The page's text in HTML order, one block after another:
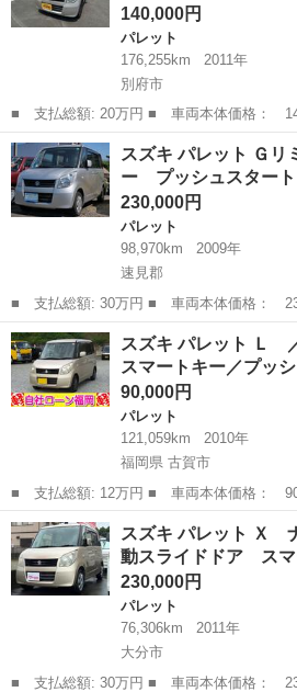
140,000円
パレット
176,255km
2011年
別府市
■ 支払総額: 20万円 ■ 車両本体価格： 140,000 円 ■ メーカー
名： スズキ ■ 車種名： パレット ■ グ
ライド・片側電動 スマートキー ベンチ
システム ＡＢＳ...
大分 別府市 パレット
スズキ パレット Ｇ
ー プッシュスタ
230,000円
パレット
98,970km
2009年
速見郡
■ 支払総額: 30万円 ■ 車両本体価格： 230,000 円 ■ メーカー
名： スズキ ■ 車種名： パレット ■ グ
ド スマートキー プッシュスタート Ｅ
簿 電動格納ミラー...
大分 速見郡 パレット
スズキ パレット Ｌ
スマートキー／プッ
90,000円
パレット
121,059km
2010年
福岡県 古賀市
■ 支払総額: 12万円 ■ 車両本体価格： 90,000 円 ■ メーカー
名： スズキ ■ 車種名： パレット ■ グ
スライド・ドア／スマートキー／プッシュ
／盗難防止／ＥＴＣ...
福岡 古賀市 パレット
スズキ パレット Ｘ
動スライドドア ス
230,000円
パレット
76,306km
2011年
大分市
■ 支払総額: 30万円 ■ 車両本体価格： 230,000 円 ■ メーカー